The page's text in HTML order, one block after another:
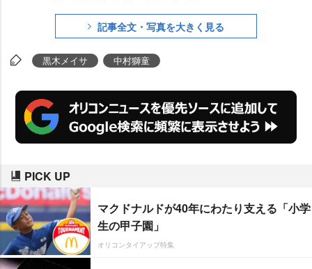
た男の悲哀を表現しつつ「正しい
道の大切さ」を訴える中村だが、
「僕自身が正しく(進んでいるか)
に語り苦笑。また婚約することを
発表した市川海老蔵へのお祝いコ
メントとともに、交際が報じられ
行方”を気にする報道陣から「来年
はいい報告ができそう?」と触れ
られると、これには「できるとい
いですね」と笑顔で語った。
記事全文・写真を大きく見る
黒木メイサ 中村獅童
PICK UP
マクドナルドが40年にわたり支える「小学
生の甲子園」
オリコンタイアップ特集